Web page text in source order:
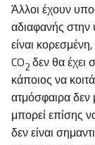
Άλλοι έχουν
αδιαφανής στην
είναι
CO2 δεν θα έχει
κάποιος να
ατμόσφαιρα δεν
μπορεί επίσης
δεν είναι